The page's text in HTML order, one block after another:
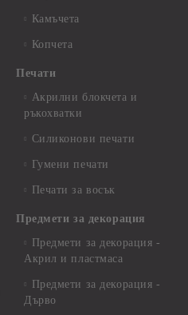
Камъчета
Копчета
Печати
Акрилни блокчета и
ръкохватки
Силиконови печати
Гумени печати
Печати за восък
Предмети за декорация
Предмети за декорация -
Акрил и пластмаса
Предмети за декорация -
Дърво